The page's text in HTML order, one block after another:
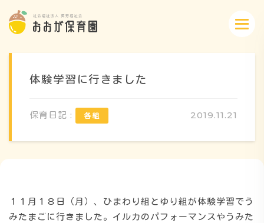
体験学習に行きました
保育日記 : 2019.11.21
１１月１８日（月）、ひまわり組とゆり組が体験学習でう
みたまごに行きました。イルカのパフォーマンスやうみた
1日のスケジュール